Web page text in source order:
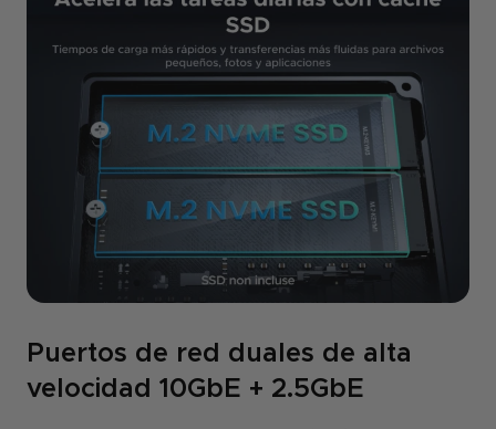
Puertos de red duales de alta
velocidad 10GbE + 2.5GbE